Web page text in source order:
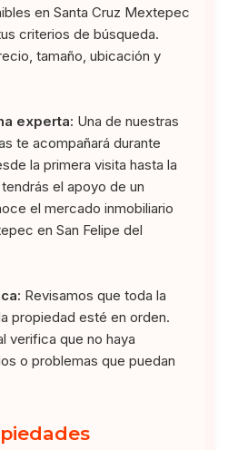
en Santa Cruz Mextepec
criterios de búsqueda.
tamaño, ubicación y
experta: Una de nuestras
te acompañará durante
la primera visita hasta la
el apoyo de un
el mercado inmobiliario
en San Felipe del
Revisamos que toda la
propiedad esté en orden.
verifica que no haya
o problemas que puedan